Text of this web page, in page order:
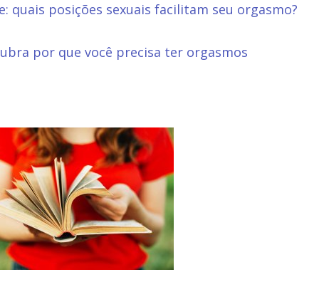
quais posições sexuais facilitam seu orgasmo?
por que você precisa ter orgasmos